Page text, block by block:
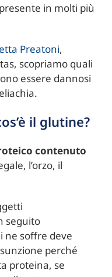
in molti più
Preatoni,
scopriamo quali
essere dannosi
il glutine?
contenuto
l’orzo, il
seguito
ne soffre deve
perché
proteina, se